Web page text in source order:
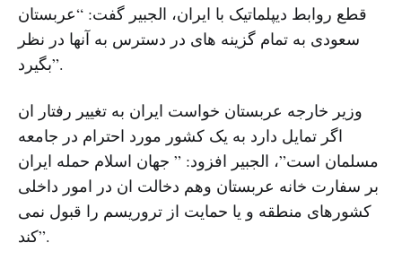
قطع روابط دیپلماتیک با ایران، الجبیر گفت: “عربستان
سعودی به تمام گزینه های در دسترس به آنها در نظر
بگیرد”.
وزیر خارجه عربستان خواست ایران به تغییر رفتار ان
اگر تمایل دارد به یک کشور مورد احترام در جامعه
مسلمان است”، الجبیر افزود: ” جهان اسلام حمله ایران
بر سفارت خانه عربستان وهم دخالت ان در امور داخلی
کشورهای منطقه و یا حمایت از تروریسم را قبول نمی
کند”.